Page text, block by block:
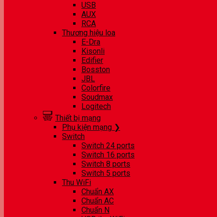
USB
AUX
RCA
Thương hiệu loa
E-Dra
Kisonli
Edifier
Bosston
JBL
Colorfire
Soudmax
Logitech
Thiết bị mạng
Phụ kiện mạng ❯
Switch
Switch 24 ports
Switch 16 ports
Switch 8 ports
Switch 5 ports
Thu WiFi
Chuẩn AX
Chuẩn AC
Chuẩn N